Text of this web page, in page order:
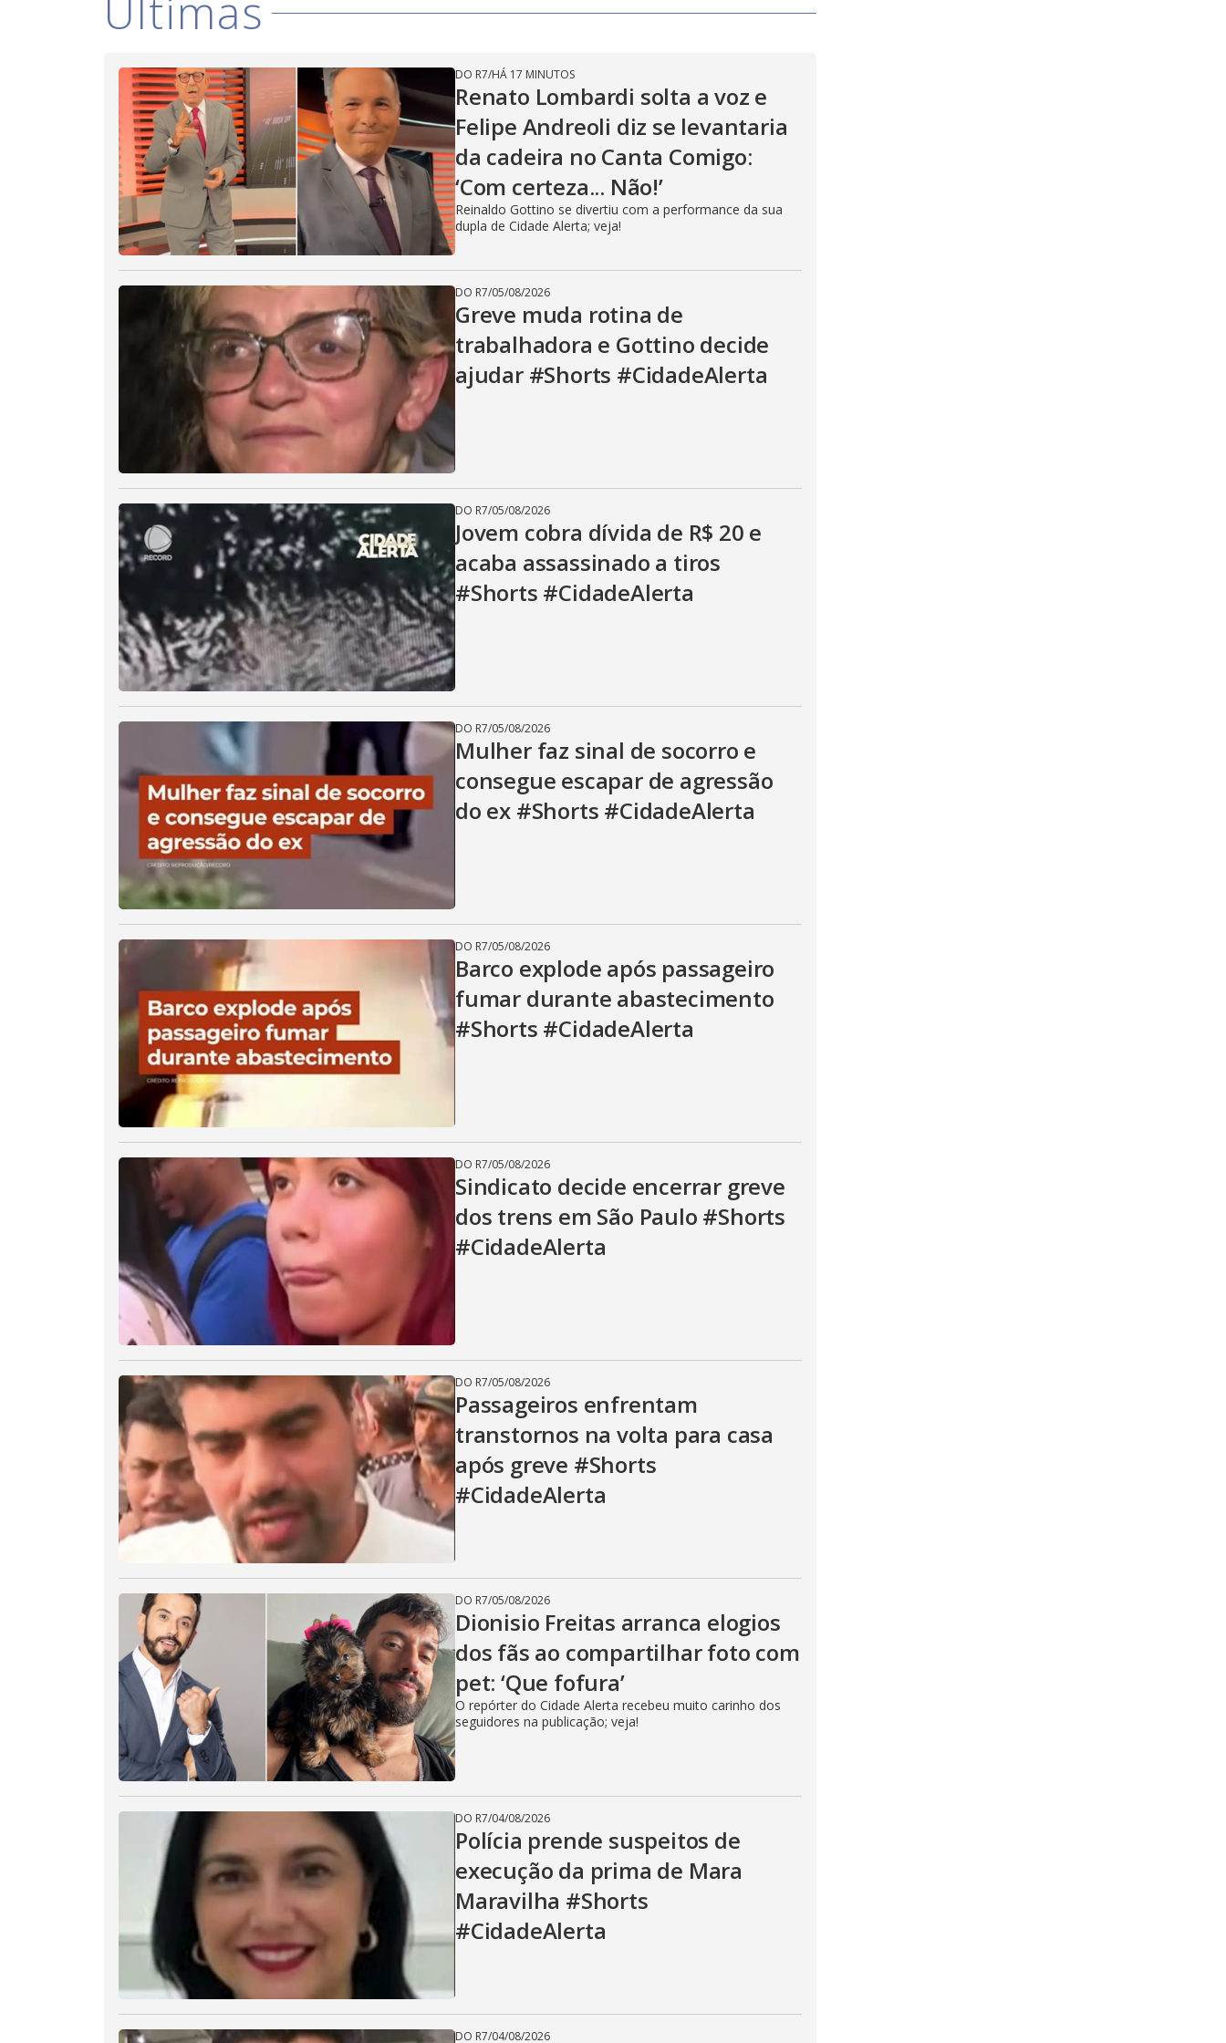
V
i
d
e
o
Últimas
DO R7/HÁ 17 MINUTOS
Renato Lombardi solta a voz e
Felipe Andreoli diz se levantaria
da cadeira no Canta Comigo:
‘Com certeza... Não!’
Reinaldo Gottino se divertiu com a performance da sua
dupla de Cidade Alerta; veja!
DO R7/05/08/2026
Greve muda rotina de
trabalhadora e Gottino decide
ajudar #Shorts #CidadeAlerta
DO R7/05/08/2026
Jovem cobra dívida de R$ 20 e
acaba assassinado a tiros
#Shorts #CidadeAlerta
DO R7/05/08/2026
Mulher faz sinal de socorro e
consegue escapar de agressão
do ex #Shorts #CidadeAlerta
DO R7/05/08/2026
Barco explode após passageiro
fumar durante abastecimento
#Shorts #CidadeAlerta
DO R7/05/08/2026
Sindicato decide encerrar greve
dos trens em São Paulo #Shorts
#CidadeAlerta
DO R7/05/08/2026
Passageiros enfrentam
transtornos na volta para casa
após greve #Shorts
#CidadeAlerta
DO R7/05/08/2026
Dionisio Freitas arranca elogios
dos fãs ao compartilhar foto com
pet: ‘Que fofura’
O repórter do Cidade Alerta recebeu muito carinho dos
seguidores na publicação; veja!
DO R7/04/08/2026
Polícia prende suspeitos de
execução da prima de Mara
Maravilha #Shorts
#CidadeAlerta
DO R7/04/08/2026